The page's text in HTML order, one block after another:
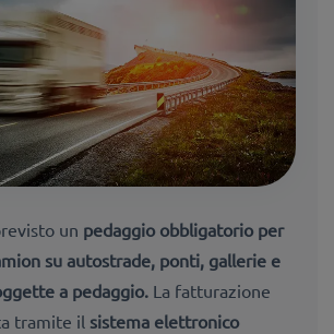
un pedaggio obbligatorio per
su autostrade, ponti, gallerie e
a pedaggio. La fatturazione
tramite il sistema elettronico